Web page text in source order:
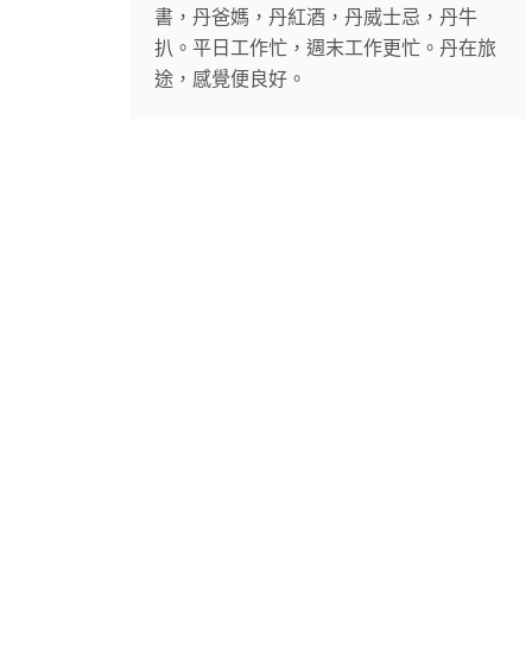
書，丹爸媽，丹紅酒，丹威士忌，丹牛
扒。平日工作忙，週末工作更忙。丹在旅
途，感覺便良好。